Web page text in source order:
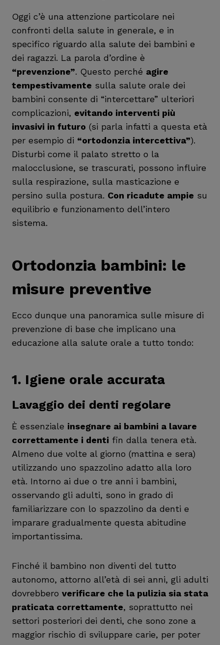
Oggi c’è una attenzione particolare nei
confronti della salute in generale, e in
specifico riguardo alla salute dei bambini e
dei ragazzi. La parola d’ordine è
“prevenzione”. Questo perché agire
tempestivamente sulla salute orale dei
bambini consente di “intercettare” ulteriori
complicazioni, evitando interventi più
invasivi in futuro (si parla infatti a questa età
per esempio di “ortodonzia intercettiva”).
Disturbi come il palato stretto o la
malocclusione, se trascurati, possono influire
sulla respirazione, sulla masticazione e
persino sulla postura. Con ricadute ampie su
equilibrio e funzionamento dell’intero
sistema.
Ortodonzia bambini: le
misure preventive
Ecco dunque una panoramica sulle misure di
prevenzione di base che implicano una
educazione alla salute orale a tutto tondo:
1. Igiene orale accurata
Lavaggio dei denti regolare
È essenziale insegnare ai bambini a lavare
correttamente i denti fin dalla tenera età.
Almeno due volte al giorno (mattina e sera)
utilizzando uno spazzolino adatto alla loro
età. Intorno ai due o tre anni i bambini,
osservando gli adulti, sono in grado di
familiarizzare con lo spazzolino da denti e
imparare gradualmente questa abitudine
importantissima.
Finché il bambino non diventi del tutto
autonomo, attorno all’età di sei anni, gli adulti
dovrebbero verificare che la pulizia sia stata
praticata correttamente, soprattutto nei
settori posteriori dei denti, che sono zone a
maggior rischio di sviluppare carie, per poter